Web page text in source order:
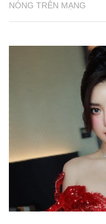
NÓNG TRÊN MẠNG